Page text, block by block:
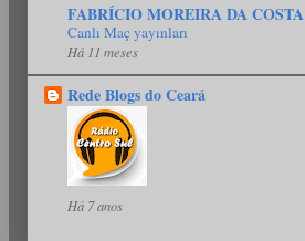
FABRÍCIO MOREIRA DA COSTA
Canlı Maç yayınları
Há 11 meses
Rede Blogs do Ceará
Há 7 anos